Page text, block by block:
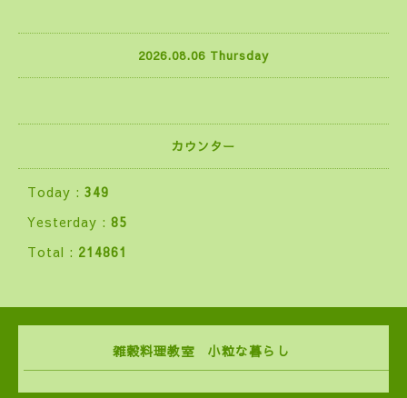
2026.08.06 Thursday
カウンター
Today : 349
Yesterday : 85
Total : 214861
雑穀料理教室 小粒な暮らし